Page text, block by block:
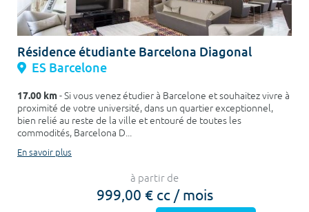
Résidence étudiante Barcelona Diagonal
ES Barcelone
17.00 km- Si vous venez étudier à Barcelone et souhaitez vivre à
proximité de votre université, dans un quartier exceptionnel,
bien relié au reste de la ville et entouré de toutes les
commodités, Barcelona D...
En savoir plus
à partir de
999,00 € cc / mois